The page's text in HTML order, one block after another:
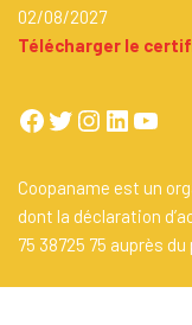
02/08/2027
Télécharger le
Coopaname est un
dont la déclaration
75 38725 75 auprès